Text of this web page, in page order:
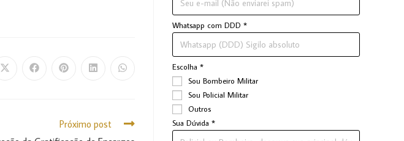
Próximo post
Whatsapp com DDD *
Escolha *
Sou Bombeiro Militar
Sou Policial Militar
Outros
Sua Dúvida *